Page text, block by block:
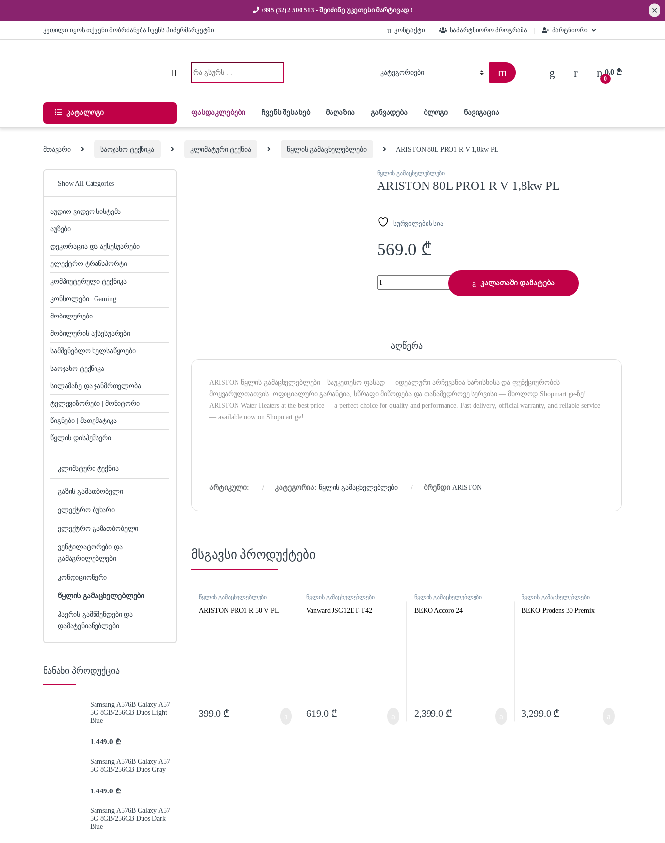
+995 (32) 2 500 513 - შეიძინე უკეთესიმარტივად ! ✕
კეთილი იყოს თქვენი მობრძანება ჩვენს ჰიპერმარკეტში კონტაქტი საპარტნიორო პროგრამა პარტნიორი
Search for:
0
0.0 ₾
კატალოგი ფასდაკლებები ჩვენს შესახებ მაღაზია განვადება ბლოგი ნავიგაცია
მთავარი საოჯახო ტექნიკა კლიმატური ტექნია წყლის გამაცხელებლები ARISTON 80L PRO1 R V 1,8kw PL
წყლის გამაცხელებლები
ARISTON 80L PRO1 R V 1,8kw PL
სურვილების სია
569.0 ₾
ARISTON 80L PRO1 R V 1,8kw PL quantity
კალათაში დამატება
აღწერა
ARISTON წყლის გამაცხელებლები—საუკეთესო ფასად — იდეალური არჩევანია ხარისხისა და ფუნქციურობის
მოყვარულთათვის. ოფიციალური გარანტია, სწრაფი მიწოდება და თანამედროვე სერვისი — მხოლოდ Shopmart.ge-ზე!
ARISTON Water Heaters at the best price — a perfect choice for quality and performance. Fast delivery, official warranty, and reliable service
— available now on Shopmart.ge!
არტიკული: კატეგორია: წყლის გამაცხელებლები ბრენდი ARISTON
მსგავსი პროდუქტები
წყლის გამაცხელებლები
ARISTON PRO1 R 50 V PL
399.0 ₾
წყლის გამაცხელებლები
Vanward JSG12ET-T42
619.0 ₾
წყლის გამაცხელებლები
BEKO Accoro 24
2,399.0 ₾
წყლის გამაცხელებლები
BEKO Prodens 30 Premix
3,299.0 ₾
Show All Categories
აუდიო ვიდეო სისტემა
აუზები
დეკორაცია და აქსესუარები
ელექტრო ტრანსპორტი
კომპიუტერული ტექნიკა
კონსოლები | Gaming
მობილურები
მობილურის აქსესუარები
სამშენებლო ხელსაწყოები
საოჯახო ტექნიკა
სილამაზე და ჯანმრთელობა
ტელევიზორები | მონიტორი
წიგნები | მათემატიკა
წყლის დისპენსერი
კლიმატური ტექნია
გაზის გამათბობელი
ელექტრო ბუხარი
ელექტრო გამათბობელი
ვენტილატორები და
გამაგრილებლები
კონდიციონერი
წყლის გამაცხელებლები
ჰაერის გამწმენდები და
დამატენიანებლები
ნანახი პროდუქცია
Samsung A576B Galaxy A57
5G 8GB/256GB Duos Light
Blue
1,449.0 ₾
Samsung A576B Galaxy A57
5G 8GB/256GB Duos Gray
1,449.0 ₾
Samsung A576B Galaxy A57
5G 8GB/256GB Duos Dark
Blue